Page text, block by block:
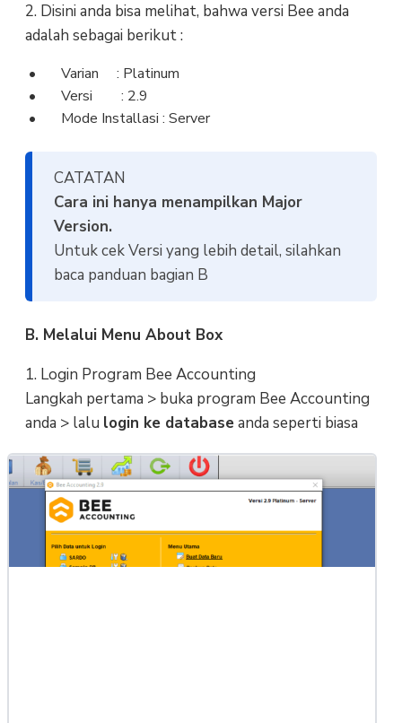
2. Disini anda bisa melihat, bahwa versi Bee anda
adalah sebagai berikut :
Varian : Platinum
Versi : 2.9
Mode Installasi : Server
CATATAN
Cara ini hanya menampilkan Major
Version.
Untuk cek Versi yang lebih detail, silahkan
baca panduan bagian B
B. Melalui Menu About Box
1. Login Program Bee Accounting
Langkah pertama > buka program Bee Accounting
anda > lalu login ke databaseanda seperti biasa